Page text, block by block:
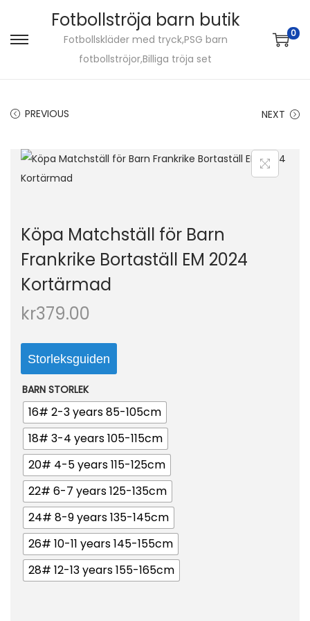
k
n
g
a
k
c
e
n
Fotbollströja barn butik
Fotbollskläder med tryck,PSG barn
fotbollströjor,Billiga tröja set
0
PREVIOUS NEXT
Köpa Matchställ för Barn
Frankrike Bortaställ EM 2024
Kortärmad
kr379.00
Storleksguiden
BARN STORLEK
16# 2-3 years 85-105cm
18# 3-4 years 105-115cm
20# 4-5 years 115-125cm
22# 6-7 years 125-135cm
24# 8-9 years 135-145cm
26# 10-11 years 145-155cm
28# 12-13 years 155-165cm